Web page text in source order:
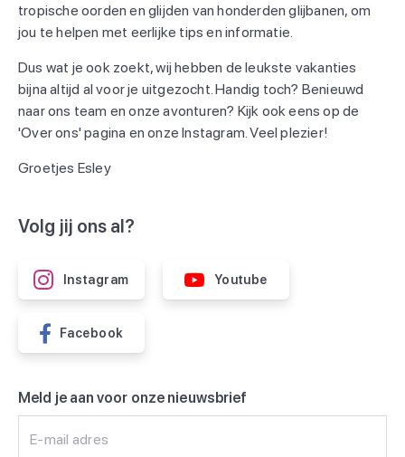
tropische oorden en glijden van honderden glijbanen, om
jou te helpen met eerlijke tips en informatie.
Dus wat je ook zoekt, wij hebben de leukste vakanties
bijna altijd al voor je uitgezocht. Handig toch? Benieuwd
naar ons team en onze avonturen? Kijk ook eens op de
'Over ons' pagina en onze Instagram. Veel plezier!
Groetjes Esley
Volg jij ons al?
Instagram Youtube
Facebook
Meld je aan voor onze nieuwsbrief
E-mail adres